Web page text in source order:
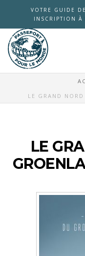
VOTRE GUIDE
INSCRIPTION À
LE GRAND
LE